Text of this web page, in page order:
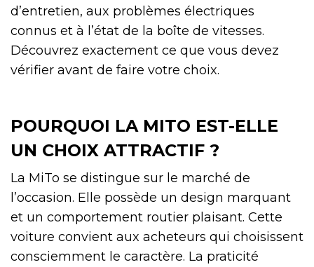
d’entretien, aux problèmes électriques
connus et à l’état de la boîte de vitesses.
Découvrez exactement ce que vous devez
vérifier avant de faire votre choix.
POURQUOI LA MITO EST-ELLE
UN CHOIX ATTRACTIF ?
La MiTo se distingue sur le marché de
l’occasion. Elle possède un design marquant
et un comportement routier plaisant. Cette
voiture convient aux acheteurs qui choisissent
consciemment le caractère. La praticité